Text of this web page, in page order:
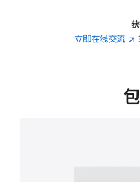
的
获
立即在线交流 (在
中